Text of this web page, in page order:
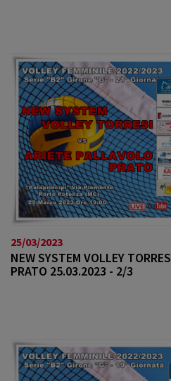
25/03/2023
NEW SYSTEM VOLLEY
PRATO 25.03.2023 - 2/3